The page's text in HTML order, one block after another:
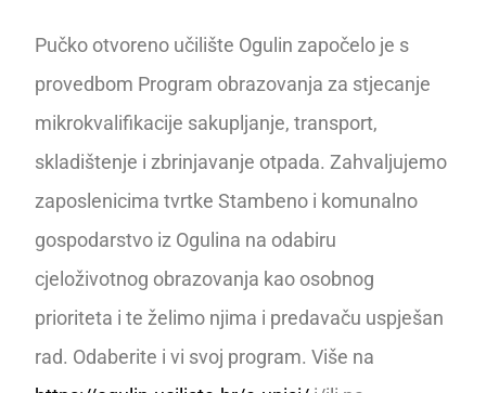
Pučko otvoreno učilište Ogulin započelo je s
provedbom Program obrazovanja za stjecanje
mikrokvalifikacije sakupljanje, transport,
skladištenje i zbrinjavanje otpada. Zahvaljujemo
zaposlenicima tvrtke Stambeno i komunalno
gospodarstvo iz Ogulina na odabiru
cjeloživotnog obrazovanja kao osobnog
prioriteta i te želimo njima i predavaču uspješan
rad. Odaberite i vi svoj program. Više na